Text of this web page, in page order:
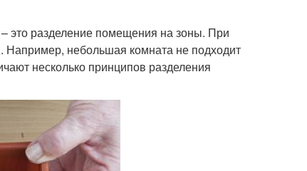
это разделение помещения на зоны. При
Например, небольшая комната не подходит
несколько принципов разделения